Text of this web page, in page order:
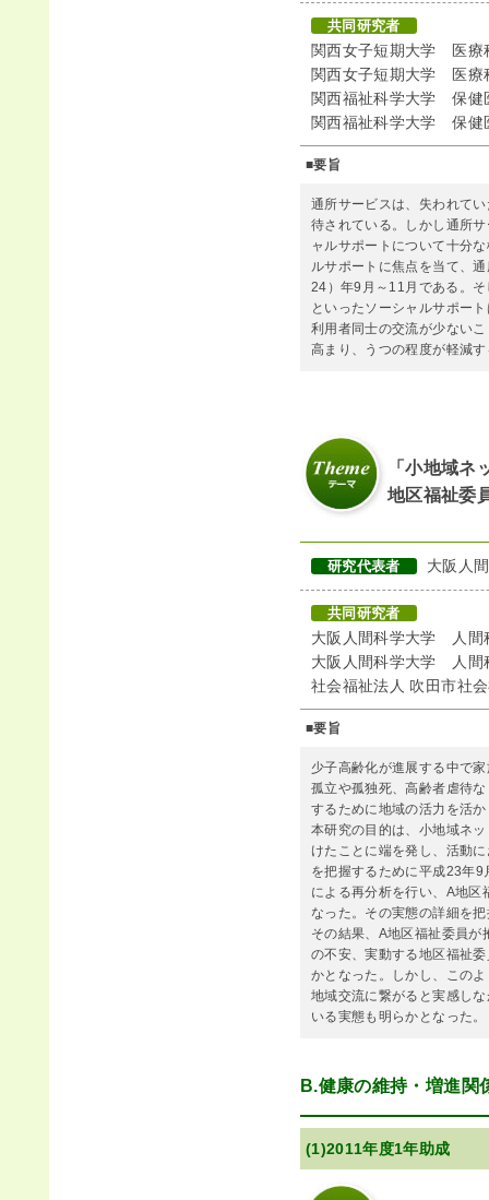
共同研究者
関西女子短期大学 医
関西女子短期大学 医
関西福祉科学大学 保
関西福祉科学大学 保
■要旨
通所サービスは、失われて
待されている。しかし通所
ャルサポートについて十分
ルサポートに焦点を当て、
24）年9月～11月である。
といったソーシャルサポー
利用者同士の交流が少ない
高まり、うつの程度が軽減
「小地域ネ
地区福祉委
研究代表者 大阪人
共同研究者
大阪人間科学大学 人
大阪人間科学大学 人
社会福祉法人 吹田市
■要旨
少子高齢化が進展する中で
孤立や孤独死、高齢者虐待
するために地域の活力を活
本研究の目的は、小地域ネ
けたことに端を発し、活動
を把握するために平成23年
による再分析を行い、A地区
なった。その実態の詳細を
その結果、A地区福祉委員が
の不安、実動する地区福祉
かとなった。しかし、この
地域交流に繋がると実感し
いる実態も明らかとなった。
B.健康の維持・増進関
(1)2011年度1年助成